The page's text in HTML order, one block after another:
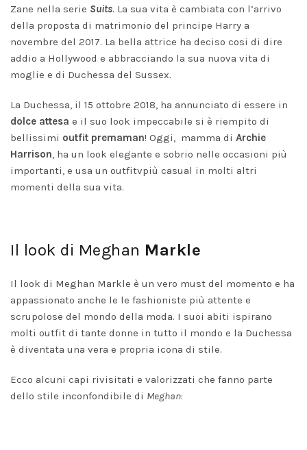
Zane nella serie Suits. La sua vita è cambiata con l’arrivo
della proposta di matrimonio del principe Harry a
novembre del 2017. La bella attrice ha deciso cosi di dire
addio a Hollywood e abbracciando la sua nuova vita di
moglie e di Duchessa del Sussex.
La Duchessa, il 15 ottobre 2018, ha annunciato di essere in
dolce attesa e il suo look impeccabile si è riempito di
bellissimi outfit premaman! Oggi, mamma di Archie
Harrison, ha un look elegante e sobrio nelle occasioni più
importanti, e usa un outfitvpiù casual in molti altri
momenti della sua vita.
Il look di Meghan Markle
Il look di Meghan Markle è un vero must del momento e ha
appassionato anche le le fashioniste più attente e
scrupolose del mondo della moda. I suoi abiti ispirano
molti outfit di tante donne in tutto il mondo e la Duchessa
è diventata una vera e propria icona di stile.
Ecco alcuni capi rivisitati e valorizzati che fanno parte
dello stile inconfondibile di Meghan: